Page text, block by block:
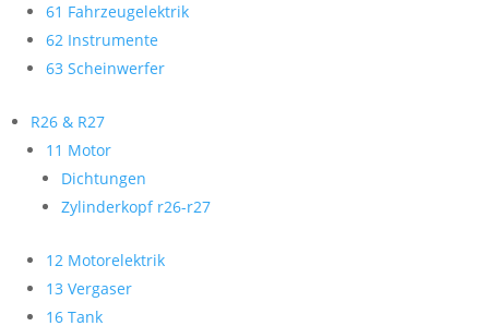
61 Fahrzeugelektrik
62 Instrumente
63 Scheinwerfer
R26 & R27
11 Motor
Dichtungen
Zylinderkopf r26-r27
12 Motorelektrik
13 Vergaser
16 Tank